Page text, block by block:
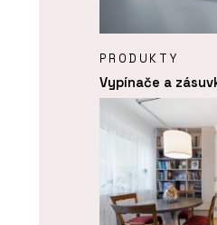
PRODUKTY
Vypínače a